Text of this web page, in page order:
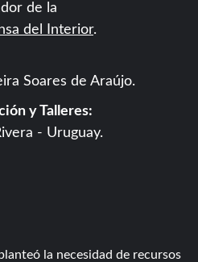
de la
del Interior.
Soares de Araújo.
y Talleres:
- Uruguay.
la necesidad de recursos